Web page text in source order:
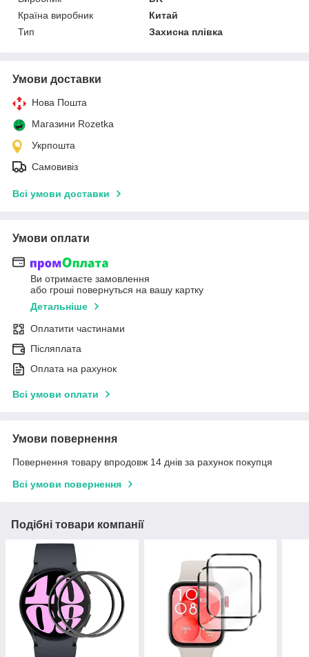
Країна виробник
Китай
Тип
Захисна плівка
Умови доставки
Нова Пошта
Магазини Rozetka
Укрпошта
Самовивіз
Всі умови доставки
Умови оплати
Ви отримаєте замовлення
або гроші повернуться на вашу картку
Детальніше
Оплатити частинами
Післяплата
Оплата на рахунок
Всі умови оплати
Умови повернення
Повернення товару впродовж 14 днів за рахунок покупця
Всі умови повернення
Подібні товари компанії